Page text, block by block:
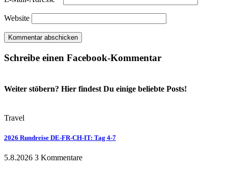
Website
Schreibe einen Facebook-Kommentar
Weiter stöbern? Hier findest Du einige beliebte Posts!
Travel
2026 Rundreise DE-FR-CH-IT: Tag 4-7
5.8.2026 3 Kommentare